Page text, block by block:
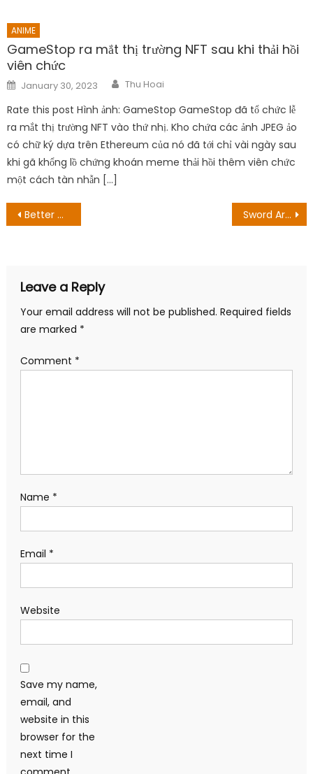
ANIME
GameStop ra mắt thị trường NFT sau khi thải hồi
viên chức
Posted
on
January 30, 2023 Author
Thu Hoai
Rate this post Hình ảnh: GameStop GameStop đã tổ chức lễ
ra mắt thị trường NFT vào thứ nhị. Kho chứa các ảnh JPEG ảo
có chữ ký dựa trên Ethereum của nó đã tới chỉ vài ngày sau
khi gã khổng lồ chứng khoán meme thải hồi thêm viên chức
một cách tàn nhẫn […]
Post
Better Call Saul Season 6 Episode 9: Ngày tạo ra & Tóm tắt Sword Art Online sẽ có dự án kỷ niệm 10 năm
Leave a Reply
Your email address will not be published. Required fields
are marked *
Comment *
Name *
Email *
Website
Save my name,
email, and
website in this
browser for the
next time I